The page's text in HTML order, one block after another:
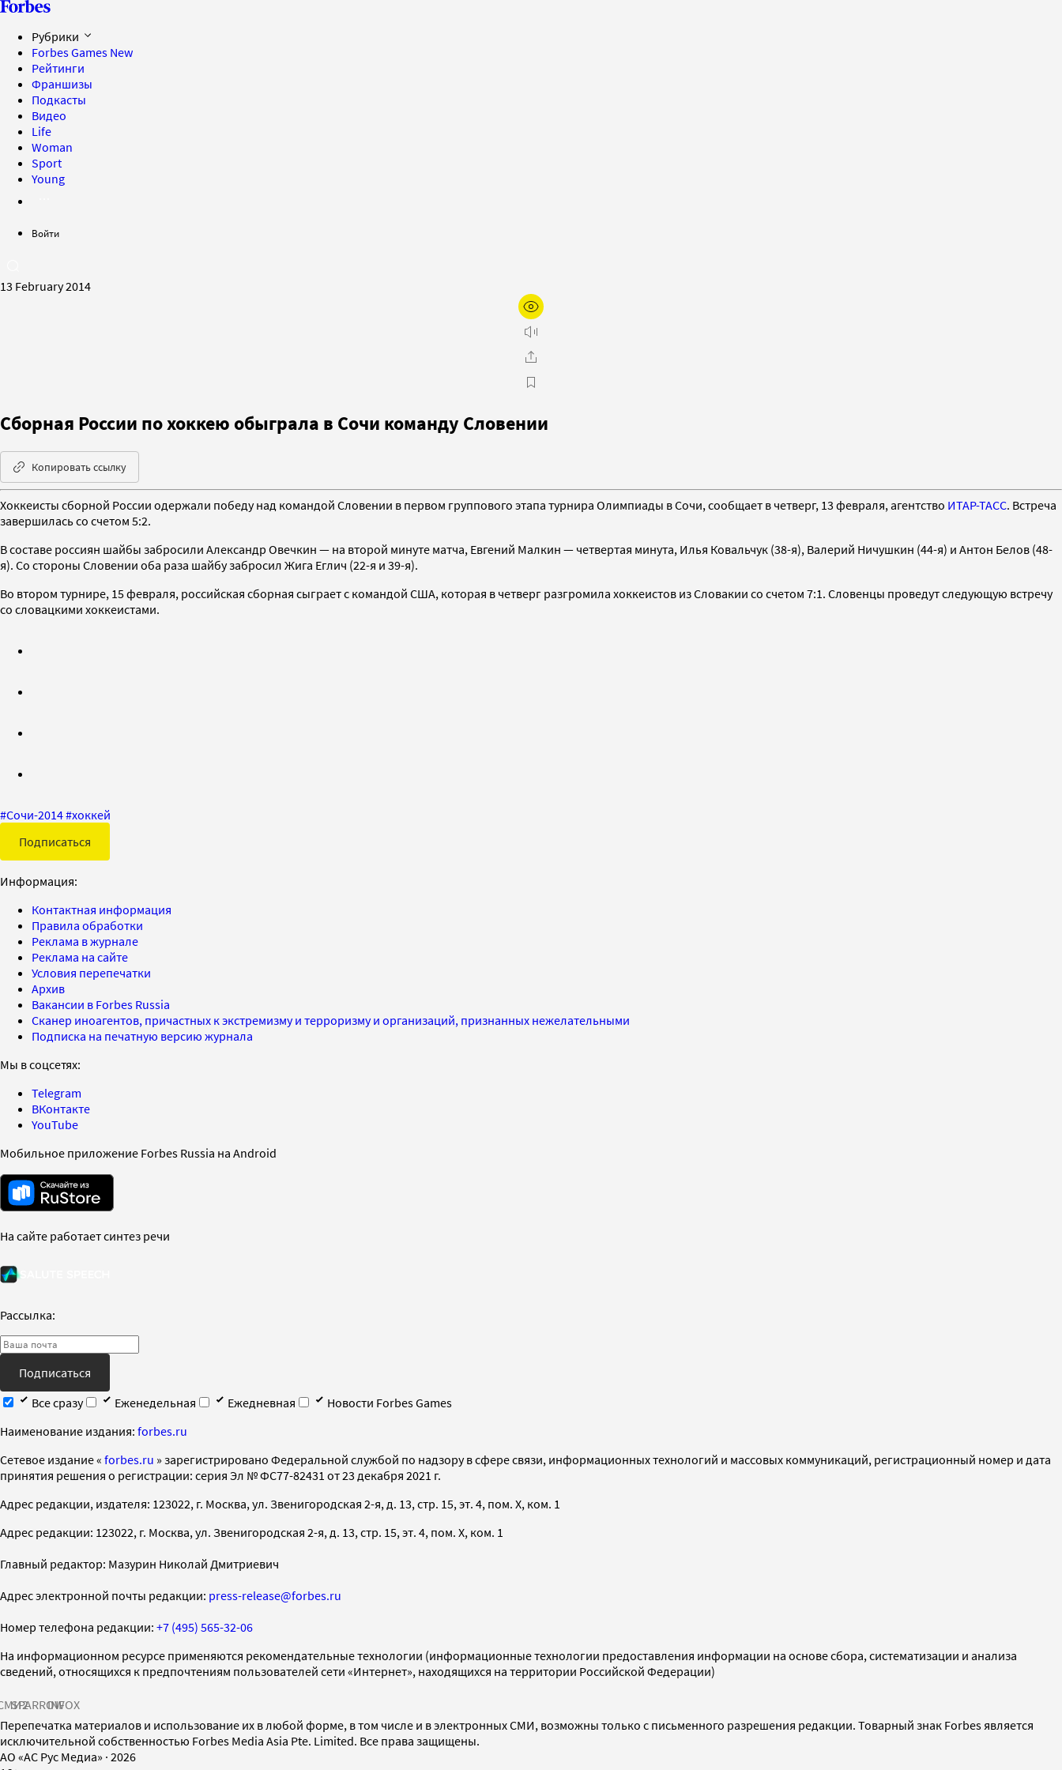
Рубрики
Forbes Games New
Рейтинги
Франшизы
Подкасты
Видео
Life
Woman
Sport
Young
Войти
13 February 2014
Сборная России по хоккею обыграла в Сочи команду Словении
Копировать ссылку
Хоккеисты сборной России одержали победу над командой Словении в первом группового этапа турнира Олимпиады в Сочи, сообщает в четверг, 13 февраля, агентство ИТАР-ТАСС. Встреча
завершилась со счетом 5:2.
В составе россиян шайбы забросили Александр Овечкин — на второй минуте матча, Евгений Малкин — четвертая минута, Илья Ковальчук (38-я), Валерий Ничушкин (44-я) и Антон Белов (48-
я). Со стороны Словении оба раза шайбу забросил Жига Еглич (22-я и 39-я).
Во втором турнире, 15 февраля, российская сборная сыграет с командой США, которая в четверг разгромила хоккеистов из Словакии со счетом 7:1. Словенцы проведут следующую встречу
со словацкими хоккеистами.
#Сочи-2014#хоккей
Подписаться
Информация:
Контактная информация
Правила обработки
Реклама в журнале
Реклама на сайте
Условия перепечатки
Архив
Вакансии в Forbes Russia
Сканер иноагентов, причастных к экстремизму и терроризму и организаций, признанных нежелательными
Подписка на печатную версию журнала
Мы в соцсетях:
Telegram
ВКонтакте
YouTube
Мобильное приложение Forbes Russia на Android
На сайте работает синтез речи
Рассылка:
Подписаться
Все сразу
Еженедельная Ежедневная
Новости Forbes Games
Наименование издания: forbes.ru
Cетевое издание « forbes.ru » зарегистрировано Федеральной службой по надзору в сфере связи, информационных технологий и массовых коммуникаций, регистрационный номер и дата
принятия решения о регистрации: серия Эл № ФС77-82431 от 23 декабря 2021 г.
Адрес редакции, издателя: 123022, г. Москва, ул. Звенигородская 2-я, д. 13, стр. 15, эт. 4, пом. X, ком. 1
Адрес редакции: 123022, г. Москва, ул. Звенигородская 2-я, д. 13, стр. 15, эт. 4, пом. X, ком. 1
Главный редактор: Мазурин Николай Дмитриевич
Адрес электронной почты редакции: press-release@forbes.ru
Номер телефона редакции: +7 (495) 565-32-06
На информационном ресурсе применяются рекомендательные технологии (информационные технологии предоставления информации на основе сбора, систематизации и анализа
сведений, относящихся к предпочтениям пользователей сети «Интернет», находящихся на территории Российской Федерации)
SPARROWINFOX
Перепечатка материалов и использование их в любой форме, в том числе и в электронных СМИ, возможны только с письменного разрешения редакции. Товарный знак Forbes является
исключительной собственностью Forbes Media Asia Pte. Limited. Все права защищены.
AO «АС Рус Медиа» · 2026